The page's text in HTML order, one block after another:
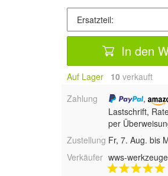
In den
Auf Lager 10 verkauft
Zahlung
,
Lastschrift,
per
Zustellung Fr, 7. Aug. bis
Verkäufer wws-werkzeuge